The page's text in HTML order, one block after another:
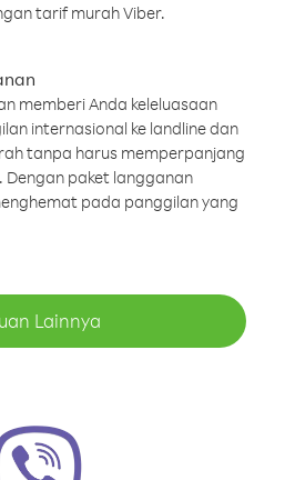
tarif murah Viber.
memberi Anda keleluasaan
internasional ke landline dan
tanpa harus memperpanjang
paket langganan
pada panggilan yang
Lainnya